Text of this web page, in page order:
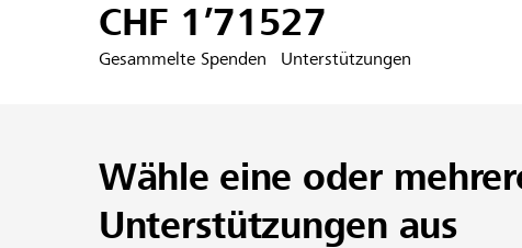
CHF 1’715
Gesammelte Spenden
27
Unterstützungen
Wähle eine oder
Unterstützungen aus